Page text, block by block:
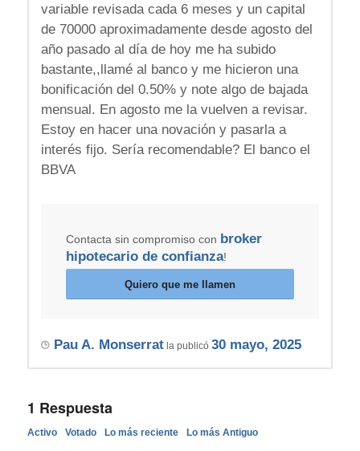
variable revisada cada 6 meses y un capital
de 70000 aproximadamente desde agosto del
año pasado al día de hoy me ha subido
bastante,,llamé al banco y me hicieron una
bonificación del 0.50% y note algo de bajada
mensual. En agosto me la vuelven a revisar.
Estoy en hacer una novación y pasarla a
interés fijo. Sería recomendable? El banco el
BBVA
Contacta sin compromiso con broker
hipotecario de confianza!
Quiero que me llamen
Pau A. Monserratla publicó 30 mayo, 2025
1 Respuesta
Activo Votado Lo más reciente Lo más Antiguo